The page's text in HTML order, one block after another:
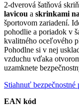
2-dverová šatňová
lavicou a skrinkami
športovom zariadení.
pohodlie a poriadok v
kvalitného oceľového
Pohodlne si v nej
vzduchu vďaka
uzamknete
Stiahnuť bezpečnostné
EAN kód